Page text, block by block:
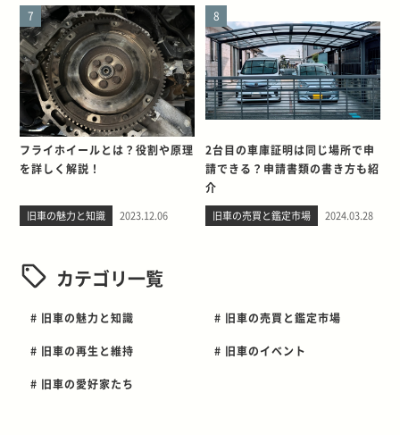
7
フライホイールとは？役割や原理
を詳しく解説！
旧車の魅力と知識 2023.12.06
8
2台目の車庫証明は同じ場所で申
請できる？申請書類の書き方も紹
介
旧車の売買と鑑定市場 2024.03.28
カテゴリ一覧
# 旧車の魅力と知識 # 旧車の売買と鑑定市場
# 旧車の再生と維持 # 旧車のイベント
# 旧車の愛好家たち